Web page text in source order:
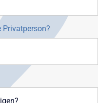
Privatperson?